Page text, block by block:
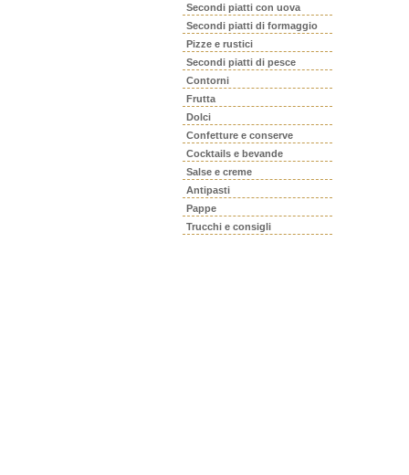
Secondi piatti con uova
Secondi piatti di formaggio
Pizze e rustici
Secondi piatti di pesce
Contorni
Frutta
Dolci
Confetture e conserve
Cocktails e bevande
Salse e creme
Antipasti
Pappe
Trucchi e consigli